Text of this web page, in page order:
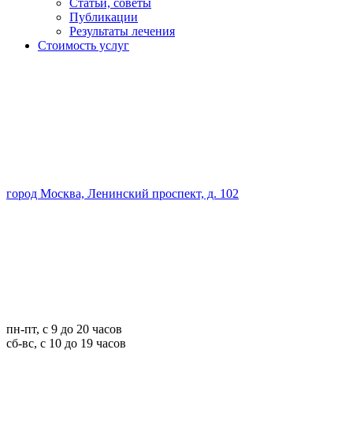
Публикации
Результаты лечения
Стоимость услуг
город Москва, Ленинский проспект, д. 102
пн-пт, с 9 до 20 часов
сб-вс, с 10 до 19 часов